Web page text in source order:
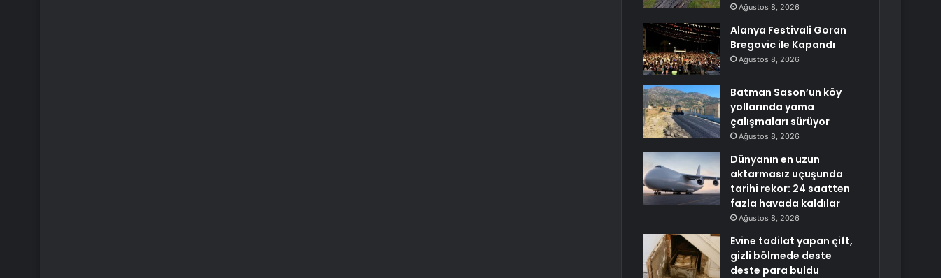
Ağustos 8, 2026
Alanya Festivali Goran
Bregovic ile Kapandı
Ağustos 8, 2026
Batman Sason’un köy
yollarında yama
çalışmaları sürüyor
Ağustos 8, 2026
Dünyanın en uzun
aktarmasız uçuşunda
tarihi rekor: 24 saatten
fazla havada kaldılar
Ağustos 8, 2026
Evine tadilat yapan çift,
gizli bölmede deste
deste para buldu